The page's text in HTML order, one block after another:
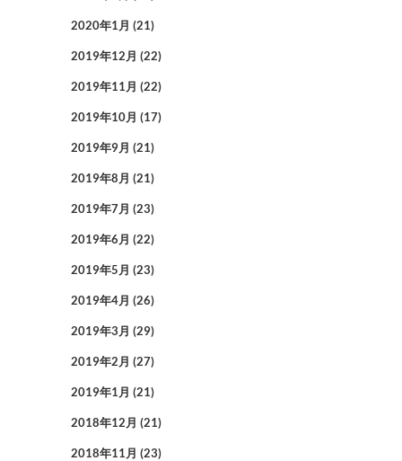
2020年1月 (21)
2019年12月 (22)
2019年11月 (22)
2019年10月 (17)
2019年9月 (21)
2019年8月 (21)
2019年7月 (23)
2019年6月 (22)
2019年5月 (23)
2019年4月 (26)
2019年3月 (29)
2019年2月 (27)
2019年1月 (21)
2018年12月 (21)
2018年11月 (23)